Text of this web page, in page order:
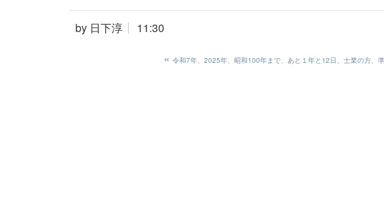
by 日下淳
11:30
«令和7年、2025年、昭和100年まで、あと１年と12日、士業の方、